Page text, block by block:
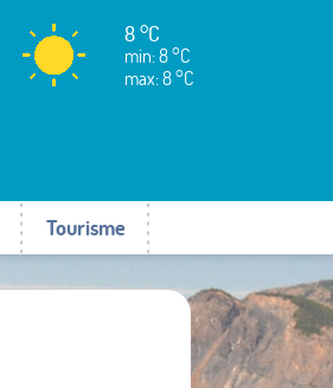
8 °C
min: 8 °C
max: 8 °C
Tourisme